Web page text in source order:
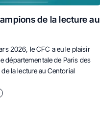
de la lecture au
2026, le CFC a eu le plaisir
départementale de Paris des
la lecture au Centorial